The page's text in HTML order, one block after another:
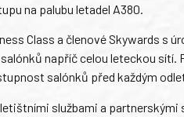
na palubu letadel A380.
Class a členové Skywards s
napříč celou leteckou
salónků před každým
službami a